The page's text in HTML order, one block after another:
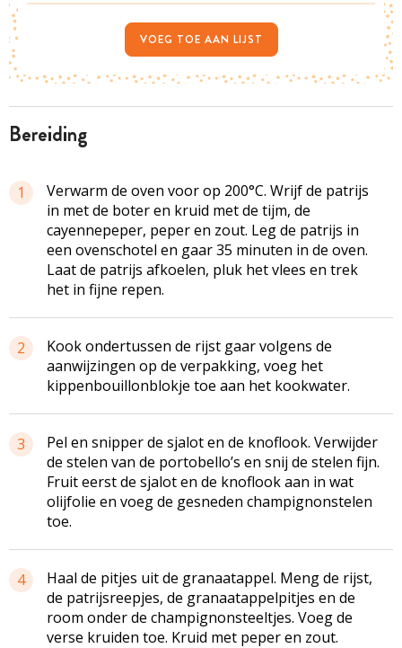
bereiding
1
Verwarm de oven voor op 200°C. Wrijf de patrijs
in met de boter en kruid met de tijm, de
cayennepeper, peper en zout. Leg de patrijs in
een ovenschotel en gaar 35 minuten in de oven.
Laat de patrijs afkoelen, pluk het vlees en trek
het in fijne repen.
2
Kook ondertussen de rijst gaar volgens de
aanwijzingen op de verpakking, voeg het
kippenbouillonblokje toe aan het kookwater.
3
Pel en snipper de sjalot en de knoflook. Verwijder
de stelen van de portobello’s en snij de stelen fijn.
Fruit eerst de sjalot en de knoflook aan in wat
olijfolie en voeg de gesneden champignonstelen
toe.
4
Haal de pitjes uit de granaatappel. Meng de rijst,
de patrijsreepjes, de granaatappelpitjes en de
room onder de champignonsteeltjes. Voeg de
verse kruiden toe. Kruid met peper en zout.
VOEG TOE AAN LIJST